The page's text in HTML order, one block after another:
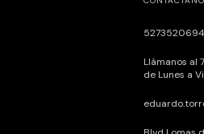
Llámanos al
de Lunes a